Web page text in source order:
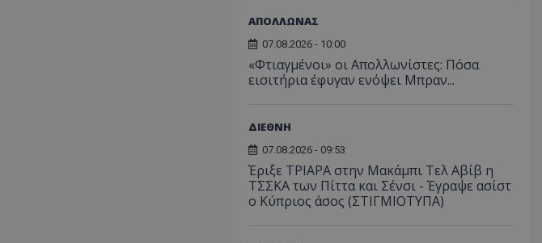
ΑΠΟΛΛΩΝΑΣ
07.08.2026 - 10:00
«Φτιαγμένοι» οι Απολλωνίστες: Πόσα
εισιτήρια έφυγαν ενόψει Μπραν...
ΔΙΕΘΝΗ
07.08.2026 - 09:53
Έριξε ΤΡΙΑΡΑ στην Μακάμπι Τελ Αβίβ η
ΤΣΣΚΑ των Πίττα και Σένσι - Έγραψε ασίστ
ο Κύπριος άσος (ΣΤΙΓΜΙΟΤΥΠΑ)